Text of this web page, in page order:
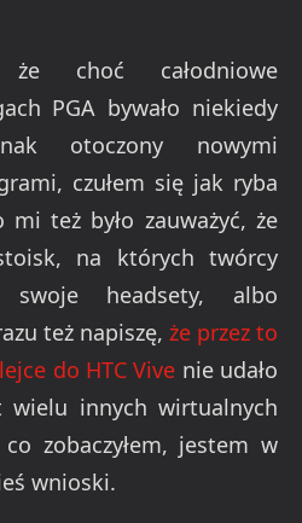
że choć całodniowe
PGA bywało niekiedy
otoczony nowymi
czułem się jak ryba
też było zauważyć, że
na których twórcy
swoje headsety, albo
też napiszę, że przez to
do HTC Vive nie udało
wielu innych wirtualnych
zobaczyłem, jestem w
wnioski.